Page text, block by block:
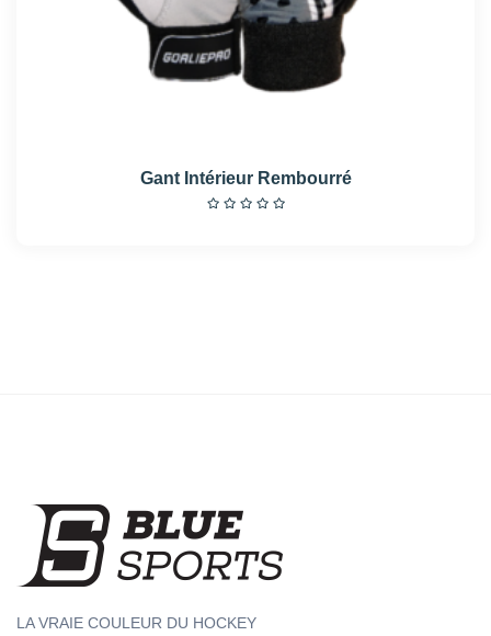
Gant Intérieur Rembourré
LA VRAIE COULEUR DU HOCKEY